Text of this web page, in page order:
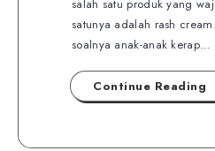
salah satu produk yang
satunya adalah rash
soalnya anak-anak kerap…
Continue Reading